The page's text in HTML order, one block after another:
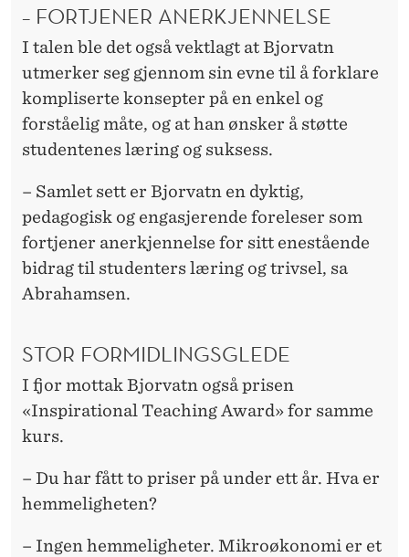
– FORTJENER ANERKJENNELSE
I talen ble det også vektlagt at Bjorvatn
utmerker seg gjennom sin evne til å forklare
kompliserte konsepter på en enkel og
forståelig måte, og at han ønsker å støtte
studentenes læring og suksess.
– Samlet sett er Bjorvatn en dyktig,
pedagogisk og engasjerende foreleser som
fortjener anerkjennelse for sitt enestående
bidrag til studenters læring og trivsel, sa
Abrahamsen.
STOR FORMIDLINGSGLEDE
I fjor mottak Bjorvatn også prisen
«Inspirational Teaching Award» for samme
kurs.
– Du har fått to priser på under ett år. Hva er
hemmeligheten?
– Ingen hemmeligheter. Mikroøkonomi er et